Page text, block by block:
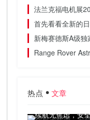
法兰克福电机展
首先看看全新的
新梅赛德斯A级独
Range Rover
热点 文章
续航无焦虑，安